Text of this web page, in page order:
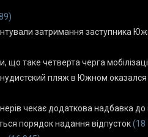
затримання заступника
що таке четверта черга
нудистский пляж в Южном
чекає додаткова надбавка до
порядок надання відпусток (18